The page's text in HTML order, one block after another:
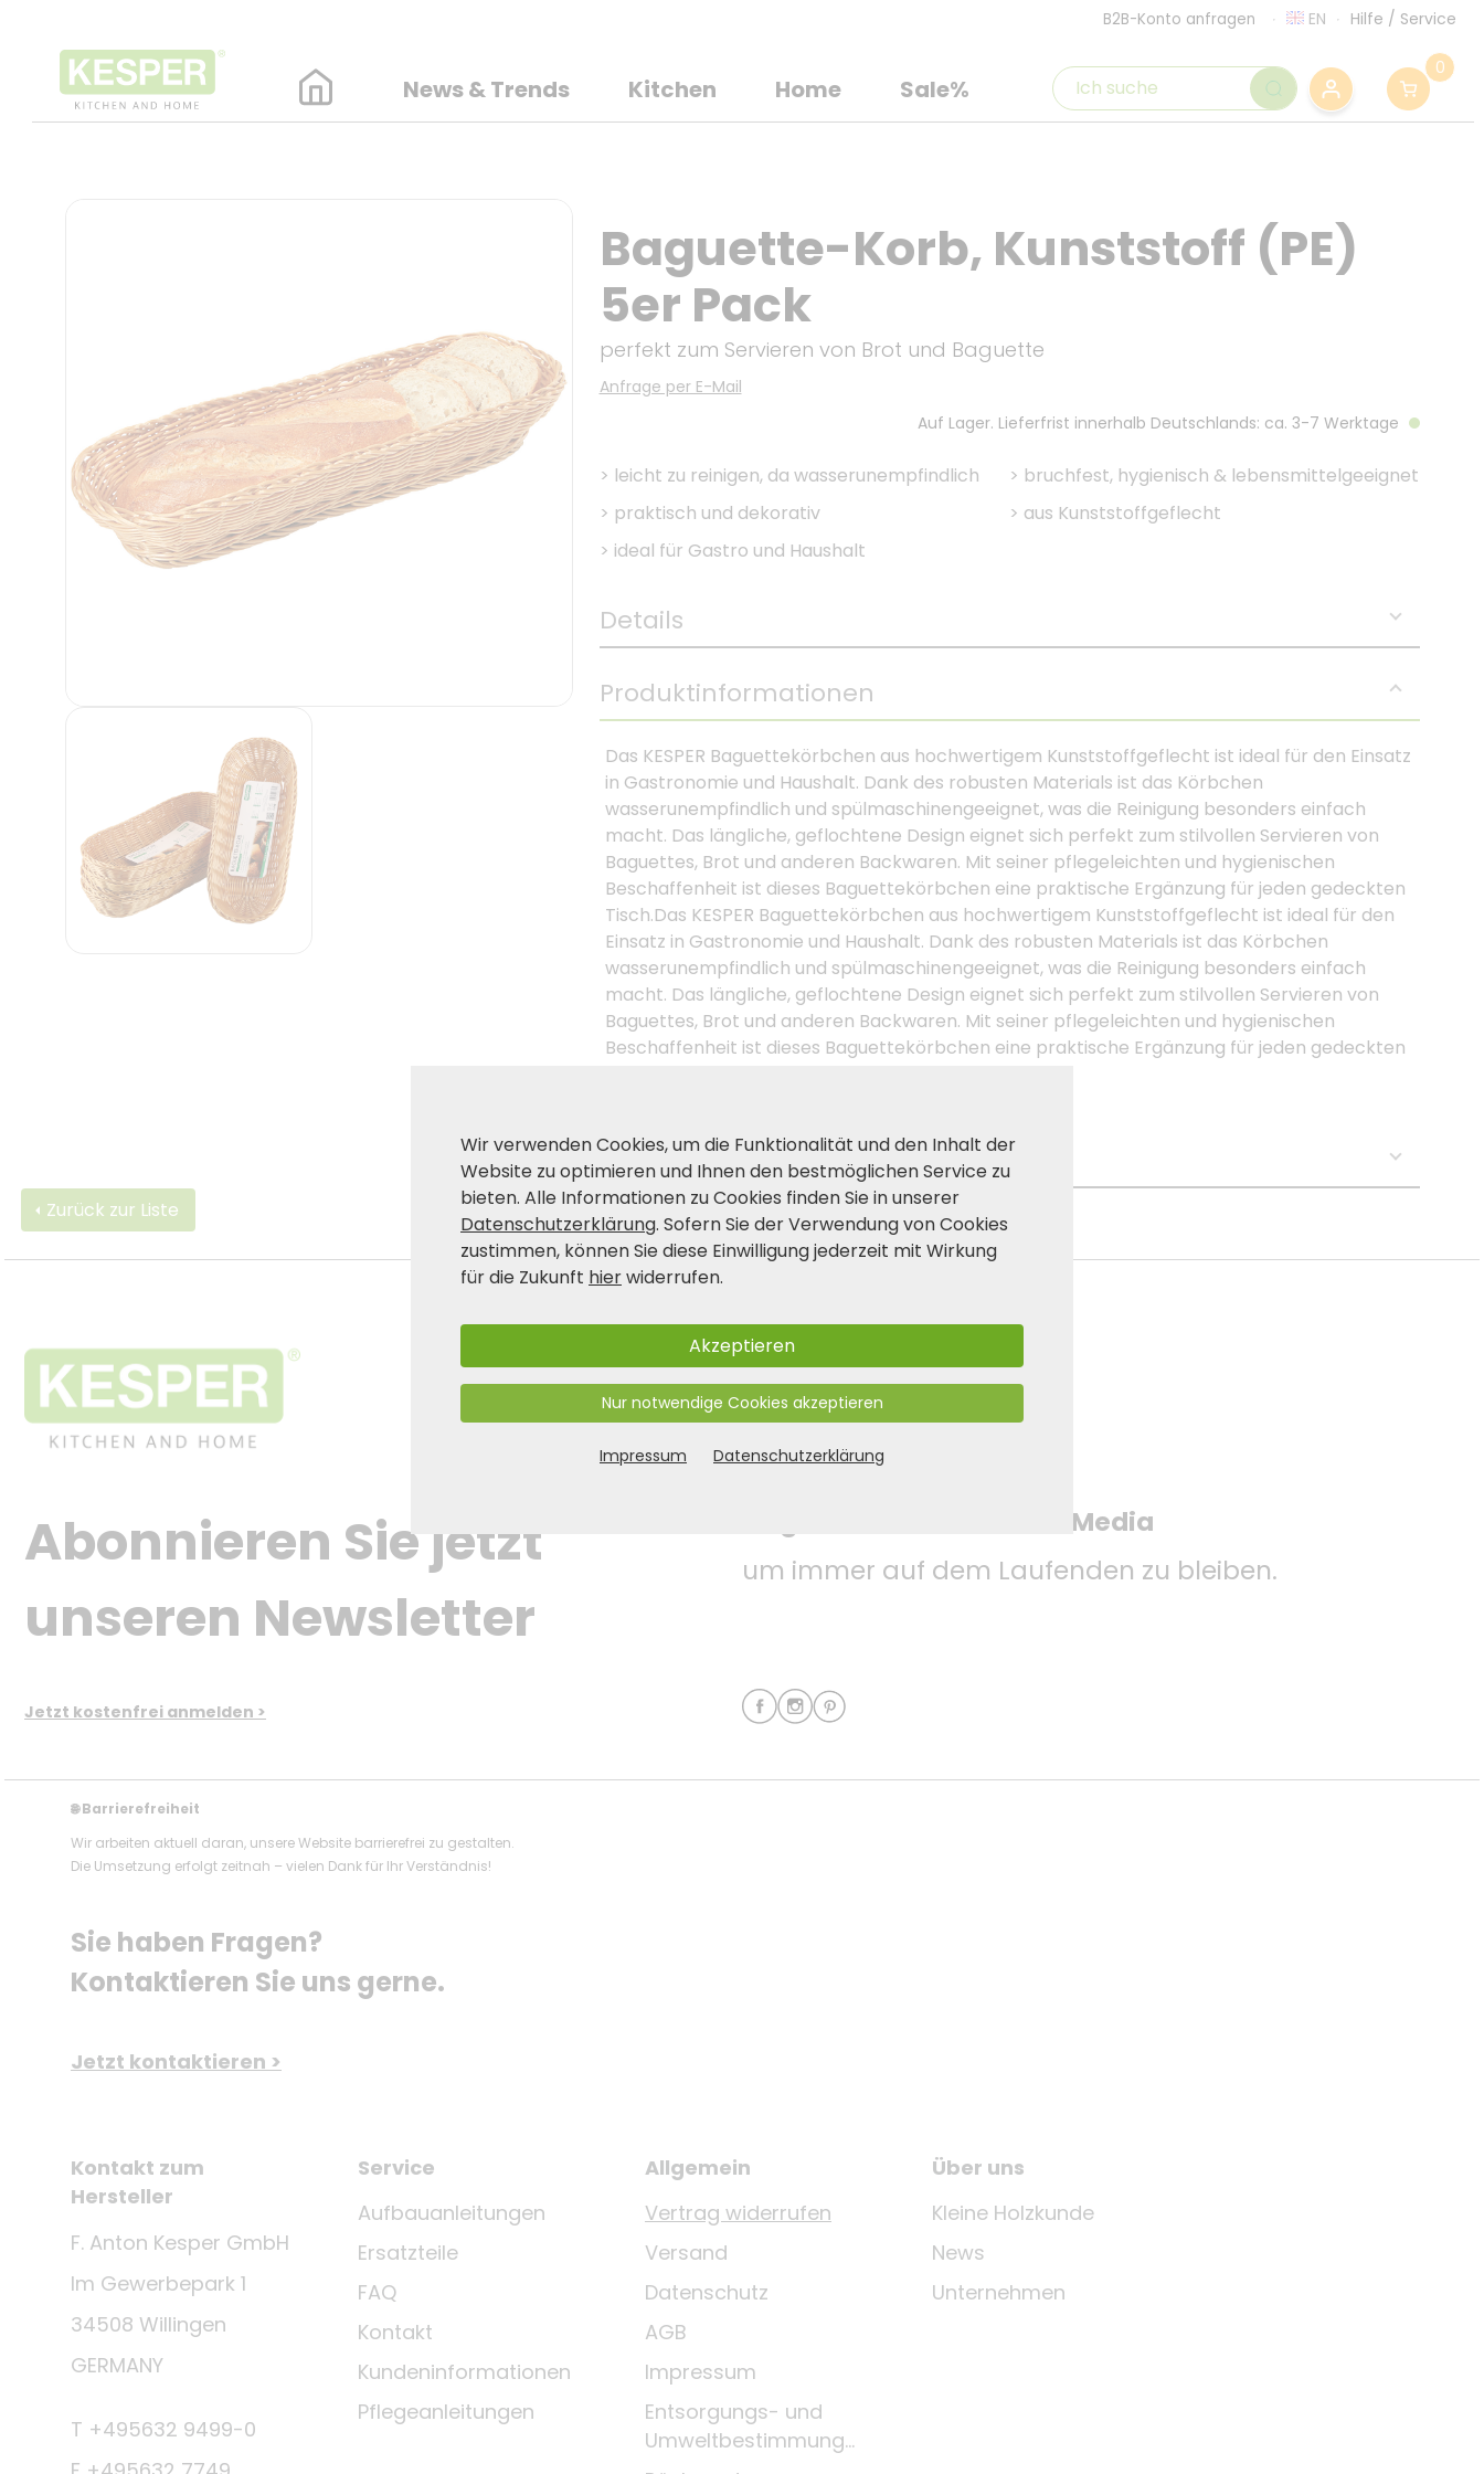
B2B-Konto anfragen EN Hilfe / Service
News & Trends Kitchen Home Sale%
0
Baguette-Korb, Kunststoff (PE)
5er Pack
perfekt zum Servieren von Brot und Baguette
Anfrage per E-Mail
Auf Lager. Lieferfrist innerhalb Deutschlands: ca. 3-7 Werktage
> leicht zu reinigen, da wasserunempfindlich > bruchfest, hygienisch & lebensmittelgeeignet
> praktisch und dekorativ > aus Kunststoffgeflecht
> ideal für Gastro und Haushalt
Details
Produktinformationen
Das KESPER Baguettekörbchen aus hochwertigem Kunststoffgeflecht ist ideal für den Einsatz
in Gastronomie und Haushalt. Dank des robusten Materials ist das Körbchen
wasserunempfindlich und spülmaschinengeeignet, was die Reinigung besonders einfach
macht. Das längliche, geflochtene Design eignet sich perfekt zum stilvollen Servieren von
Baguettes, Brot und anderen Backwaren. Mit seiner pflegeleichten und hygienischen
Beschaffenheit ist dieses Baguettekörbchen eine praktische Ergänzung für jeden gedeckten
Tisch.Das KESPER Baguettekörbchen aus hochwertigem Kunststoffgeflecht ist ideal für den
Einsatz in Gastronomie und Haushalt. Dank des robusten Materials ist das Körbchen
wasserunempfindlich und spülmaschinengeeignet, was die Reinigung besonders einfach
macht. Das längliche, geflochtene Design eignet sich perfekt zum stilvollen Servieren von
Baguettes, Brot und anderen Backwaren. Mit seiner pflegeleichten und hygienischen
Beschaffenheit ist dieses Baguettekörbchen eine praktische Ergänzung für jeden gedeckten
Produkt- und Sicherheitshinweise:
Zurück zur Liste
Abonnieren Sie jetzt
unseren Newsletter
Jetzt kostenfrei anmelden >
Folgen Sie uns auf Social Media
um immer auf dem Laufenden zu bleiben.
🌐Barrierefreiheit
Wir arbeiten aktuell daran, unsere Website barrierefrei zu gestalten.
Die Umsetzung erfolgt zeitnah – vielen Dank für Ihr Verständnis!
Sie haben Fragen?
Kontaktieren Sie uns gerne.
Jetzt kontaktieren >
Kontakt zum
Hersteller
F. Anton Kesper GmbH
Im Gewerbepark 1
34508 Willingen
GERMANY
T +495632 9499-0
Service
Aufbauanleitungen
Ersatzteile
FAQ
Kontakt
Kundeninformationen
Pflegeanleitungen
Allgemein
Vertrag widerrufen
Versand
Datenschutz
AGB
Impressum
Entsorgungs- und
Umweltbestimmungen
Über uns
Kleine Holzkunde
News
Unternehmen
Wir verwenden Cookies, um die Funktionalität und den Inhalt der
Website zu optimieren und Ihnen den bestmöglichen Service zu
bieten. Alle Informationen zu Cookies finden Sie in unserer
Datenschutzerklärung. Sofern Sie der Verwendung von Cookies
zustimmen, können Sie diese Einwilligung jederzeit mit Wirkung
für die Zukunft hierwiderrufen.
Akzeptieren
Nur notwendige Cookies akzeptieren
Impressum Datenschutzerklärung